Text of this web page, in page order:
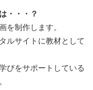
・・・？
を制作します。
ルサイトに教材として
びをサポートしている